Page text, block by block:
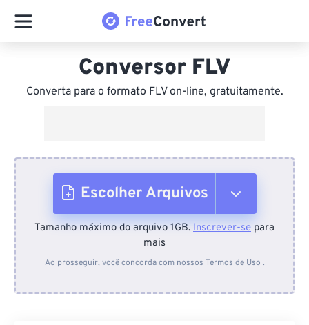
Conversor FLV
Converta para o formato FLV on-line, gratuitamente.
Escolher Arquivos
Do dispositivo
Tamanho máximo do arquivo 1GB. Inscrever-se para
mais
Ao prosseguir, você concorda com nossos Termos de Uso .